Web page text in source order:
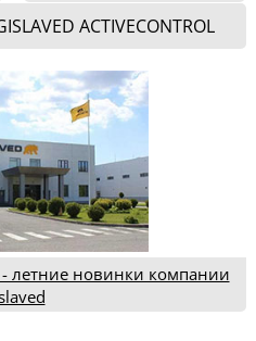
ACTIVECONTROL
летние новинки компании